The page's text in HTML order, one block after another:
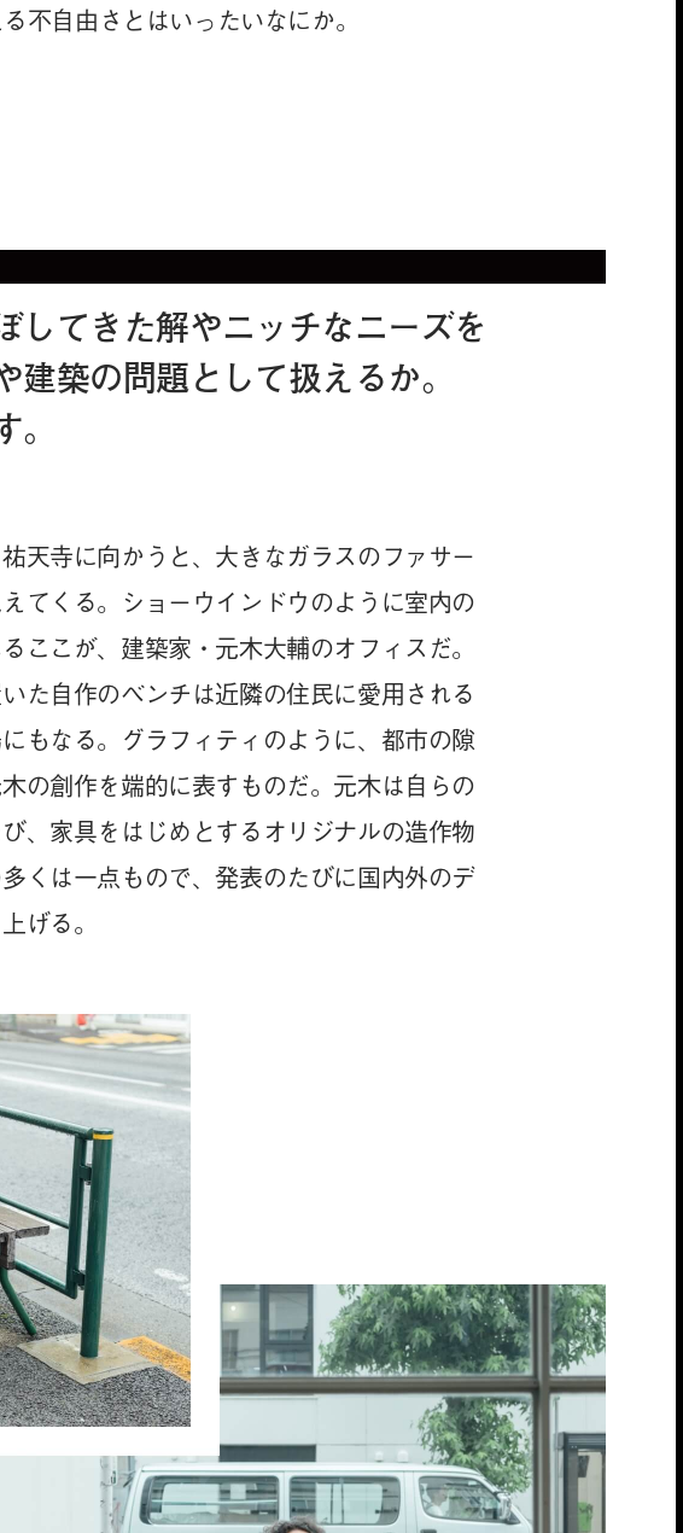
不自由さとはいったいなにか。
してきた解やニッチなニーズを
建築の問題として扱えるか。
天寺に向かうと、大きなガラスのファサー
てくる。ショーウインドウのように室内の
ここが、建築家・元木大輔のオフィスだ。
た自作のベンチは近隣の住民に愛用される
もなる。グラフィティのように、都市の隙
の創作を端的に表すものだ。元木は自らの
、家具をはじめとするオリジナルの造作物
くは一点もので、発表のたびに国内外のデ
げる。